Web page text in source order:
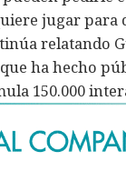
jugar para
relatando
ha hecho
150.000